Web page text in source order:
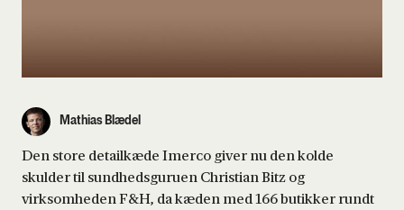
Mathias Blædel
Den store detailkæde Imerco giver nu den kolde
skulder til sundhedsguruen Christian Bitz og
virksomheden F&H, da kæden med 166 butikker rundt